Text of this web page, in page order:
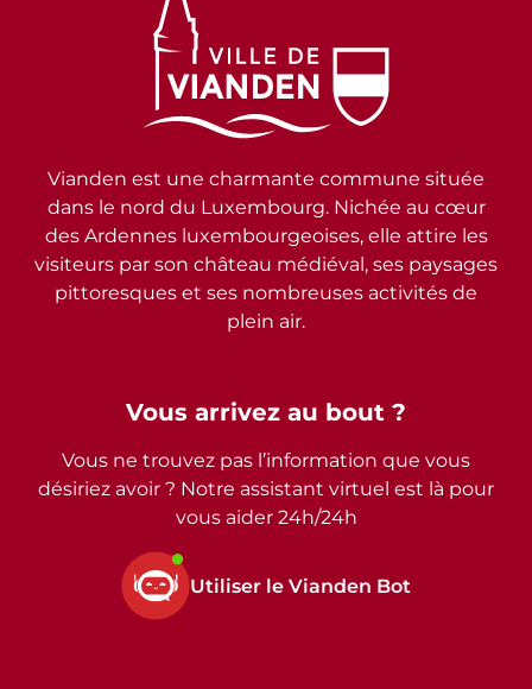
Vous arrivez au bout ?
Vous ne trouvez pas l’information que vous
désiriez avoir ? Notre assistant virtuel est là pour
vous aider 24h/24h
Utiliser le Vianden Bot
Vianden est une charmante commune située
dans le nord du Luxembourg. Nichée au cœur
des Ardennes luxembourgeoises, elle attire les
visiteurs par son château médiéval, ses paysages
pittoresques et ses nombreuses activités de
plein air.